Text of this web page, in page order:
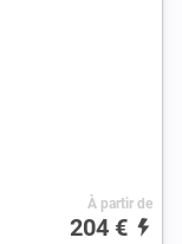
À partir de
204 €